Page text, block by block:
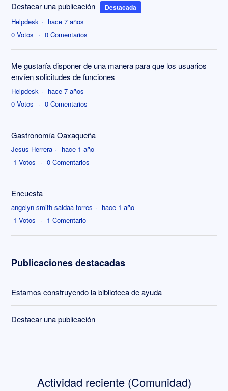
Destacar una publicación Destacada
Helpdesk
hace 7 años
0 Votos 0 Comentarios
Me gustaría disponer de una manera para que los usuarios
envíen solicitudes de funciones
Helpdesk
hace 7 años
0 Votos 0 Comentarios
Gastronomía Oaxaqueña
Jesus Herrera
hace 1 año
-1 Votos 0 Comentarios
Encuesta
angelyn smith saldaa torres
hace 1 año
-1 Votos 1 Comentario
Publicaciones destacadas
Estamos construyendo la biblioteca de ayuda
Destacar una publicación
Actividad reciente (Comunidad)